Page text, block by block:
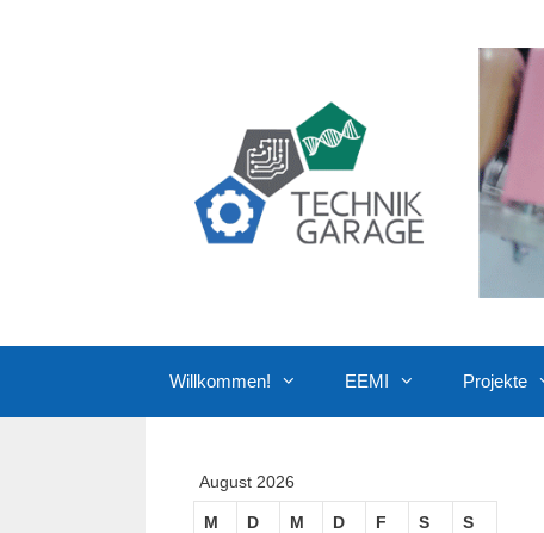
Willkommen! EEMI Projekte
August 2026
M D M D F S S